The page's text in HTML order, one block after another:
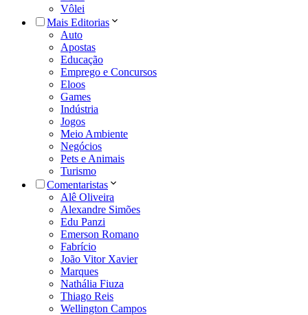
Vôlei
Mais Editorias
Auto
Apostas
Educação
Emprego e Concursos
Eloos
Games
Indústria
Jogos
Meio Ambiente
Negócios
Pets e Animais
Turismo
Comentaristas
Alê Oliveira
Alexandre Simões
Edu Panzi
Emerson Romano
Fabrício
João Vitor Xavier
Marques
Nathália Fiuza
Thiago Reis
Wellington Campos